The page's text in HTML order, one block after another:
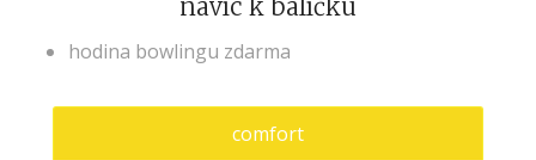
navíc k balíčku
hodina bowlingu zdarma
comfort